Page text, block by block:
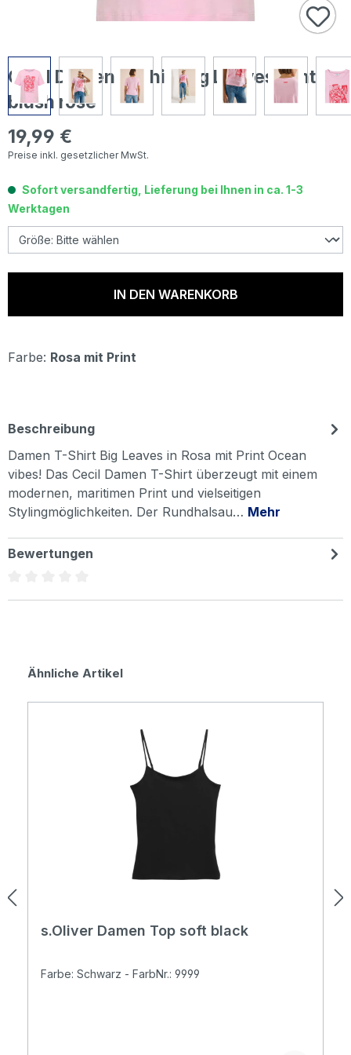
Cecil Damen T-Shirt Big Leaves light
blush rose
Regulärer Preis:
19,99 €
Preise inkl. gesetzlicher MwSt.
Sofort versandfertig, Lieferung bei Ihnen in ca. 1-3
Werktagen
IN DEN WARENKORB
Farbe: Rosa mit Print
Beschreibung
Damen T-Shirt Big Leaves in Rosa mit Print Ocean
vibes! Das Cecil Damen T-Shirt überzeugt mit einem
modernen, maritimen Print und vielseitigen
Stylingmöglichkeiten. Der Rundhalsau… Mehr
Bewertungen
Produktgalerie überspringen
Ähnliche Artikel
s.Oliver Damen Top soft black
Farbe: Schwarz - FarbNr.: 9999